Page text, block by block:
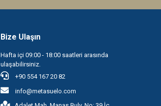
Bize Ulaşın
Hafta içi 09:00 - 18:00 saatleri arasında
ulaşabilirsiniz.
+90 554 167 20 82
info@metasuelo.com